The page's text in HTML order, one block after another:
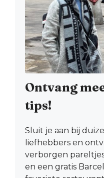
Ontvang
tips!
Sluit je aan bij
liefhebbers en
verborgen
en een gratis